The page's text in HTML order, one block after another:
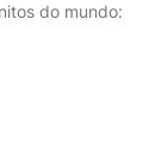
do mundo: